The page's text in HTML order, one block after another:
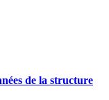
de la structure